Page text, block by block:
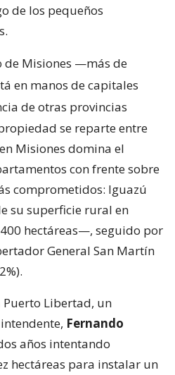
de los pequeños
de Misiones —más de
en manos de capitales
de otras provincias
se reparte entre
Misiones domina el
con frente sobre
comprometidos: Iguazú
su superficie rural en
hectáreas—, seguido por
General San Martín
Puerto Libertad, un
Fernando
años intentando
hectáreas para instalar un